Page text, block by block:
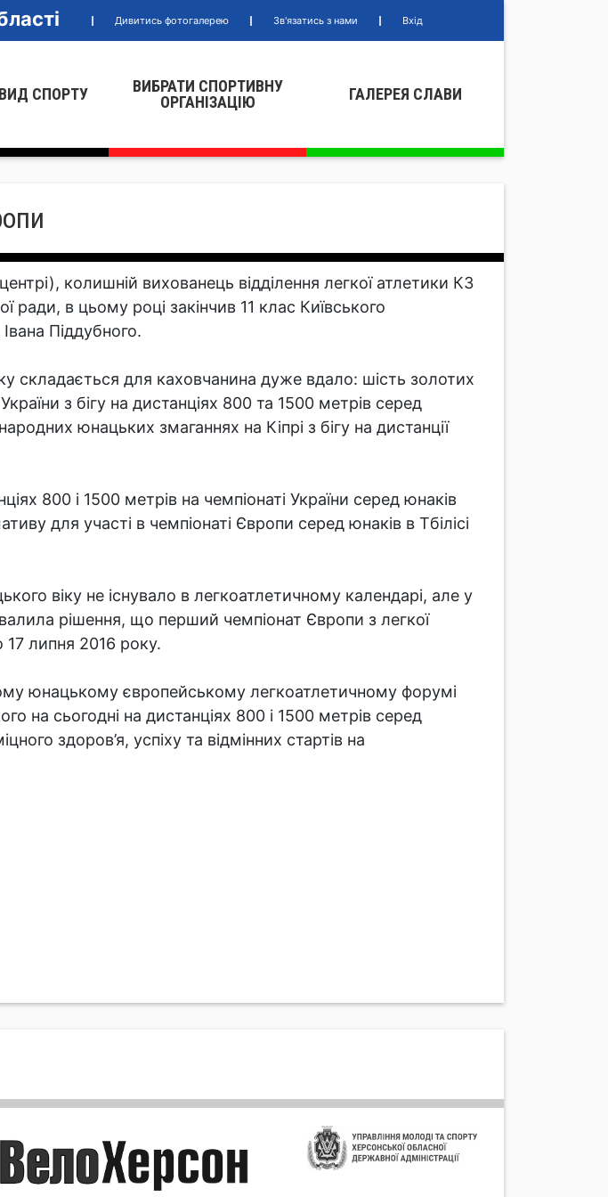
Дивитись фотогалерею Зв'язатись з нами Вхід
СПОРТУ
ВИБРАТИ СПОРТИВНУ
ОРГАНIЗАЦIЮ
ГАЛЕРЕЯ СЛАВИ
колишній вихованець відділення легкої атлетики КЗ
ради, в цьому році закінчив 11 клас Київського
Піддубного.
складається для каховчанина дуже вдало: шість золотих
з бігу на дистанціях 800 та 1500 метрів серед
юнацьких змаганнях на Кіпрі з бігу на дистанції
800 і 1500 метрів на чемпіонаті України серед юнаків
для участі в чемпіонаті Європи серед юнаків в Тбілісі
віку не існувало в легкоатлетичному календарі, але у
рішення, що перший чемпіонат Європи з легкої
17 липня 2016 року.
юнацькому європейському легкоатлетичному форумі
на сьогодні на дистанціях 800 і 1500 метрів серед
здоров’я, успіху та відмінних стартів на